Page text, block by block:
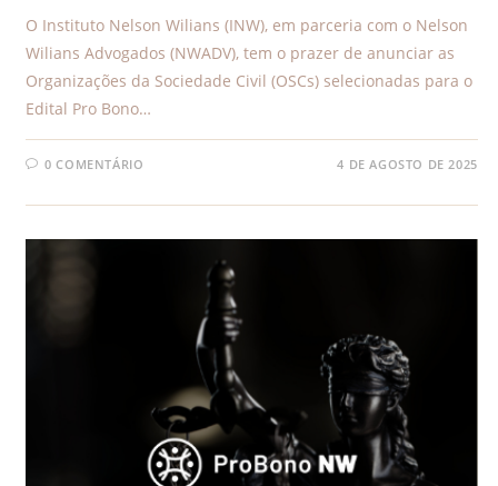
O Instituto Nelson Wilians (INW), em parceria com o Nelson
Wilians Advogados (NWADV), tem o prazer de anunciar as
Organizações da Sociedade Civil (OSCs) selecionadas para o
Edital Pro Bono…
0 COMENTÁRIO 4 DE AGOSTO DE 2025